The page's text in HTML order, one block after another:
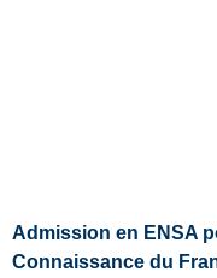
Admission en ENSA
Connaissance du